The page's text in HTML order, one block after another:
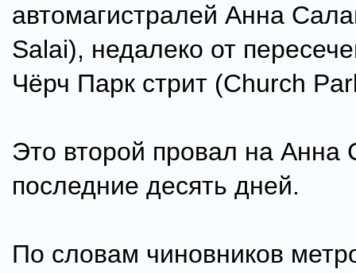
автомагистралей Анна
Salai), недалеко от
Чёрч Парк стрит (Church
Это второй провал на Анна
последние десять дней.
По словам чиновников